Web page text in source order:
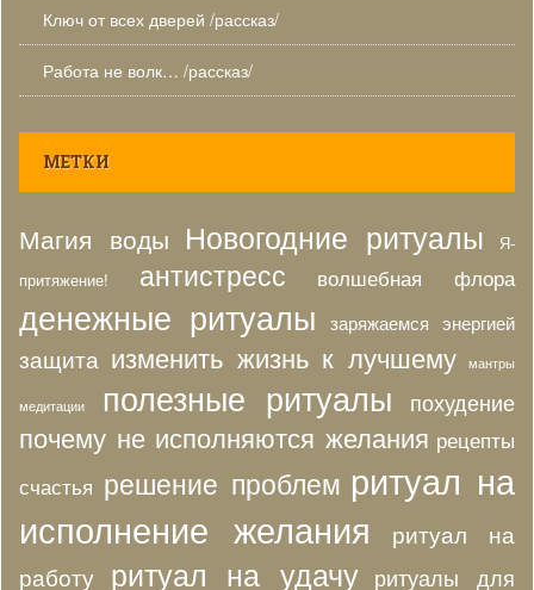
Ключ от всех дверей /рассказ/
Работа не волк… /рассказ/
МЕТКИ
Магия воды Новогодние ритуалы
Я-
притяжение!
антистресс волшебная флора
денежные ритуалы заряжаемся энергией
защита изменить жизнь к лучшему мантры
медитации полезные ритуалы похудение
почему не исполняются желания рецепты
счастья решение проблем ритуал на
исполнение желания
ритуал на
работу ритуал на удачу ритуалы для